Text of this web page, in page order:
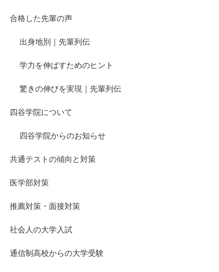
合格した先輩の声
出身地別｜先輩列伝
学力を伸ばすためのヒント
驚きの伸びを実現｜先輩列伝
四谷学院について
四谷学院からのお知らせ
共通テストの傾向と対策
医学部対策
推薦対策・面接対策
社会人の大学入試
通信制高校からの大学受験